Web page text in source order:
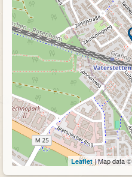
Leaflet| Map data ©